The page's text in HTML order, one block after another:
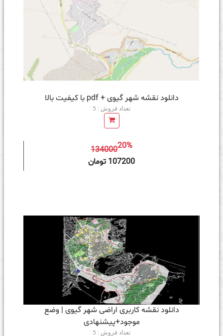
دانلود نقشه شهر گیوی + pdf با کیفیت بالا
تعداد فروش : 5
13400020%
107200 تومان
دانلود نقشه کاربری اراضی شهر گیوی | وضع
موجود+پیشنهادی
تعداد فروش : 5